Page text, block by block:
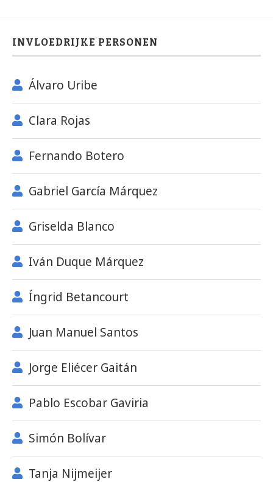
INVLOEDRIJKE PERSONEN
Álvaro Uribe
Clara Rojas
Fernando Botero
Gabriel García Márquez
Griselda Blanco
Iván Duque Márquez
Íngrid Betancourt
Juan Manuel Santos
Jorge Eliécer Gaitán
Pablo Escobar Gaviria
Simón Bolívar
Tanja Nijmeijer